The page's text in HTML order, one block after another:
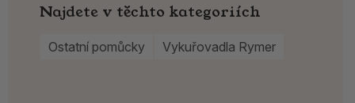
Najdete v těchto kategoriích
Ostatní pomůcky Vykuřovadla Rymer